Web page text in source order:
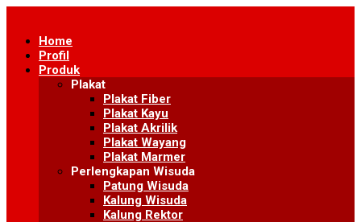
contentHome
Profil
Produk
Plakat
Plakat Fiber
Plakat Kayu
Plakat Akrilik
Plakat Wayang
Plakat Marmer
Perlengkapan Wisuda
Patung Wisuda
Kalung Wisuda
Kalung Rektor